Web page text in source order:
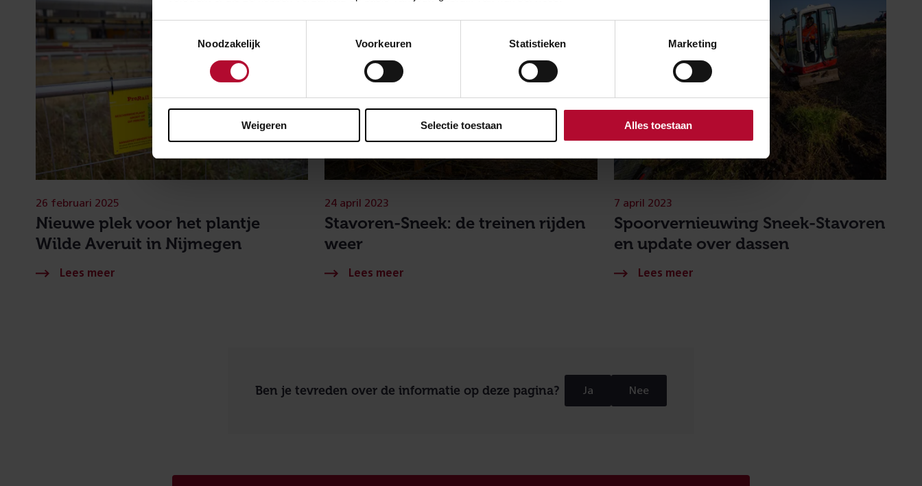
Noodzakelijk
Voorkeuren Statistieken Marketing
Weigeren Selectie toestaan Alles toestaan
Nieuwe plek voor het plantje
Wilde Averuit in Nijmegen
26 februari 2025
Stavoren-Sneek: de treinen rijden
weer
24 april 2023
Spoorvernieuwing Sneek-Stavoren
en update over dassen
7 april 2023
Ben je tevreden over de informatie op deze pagina? Ja Nee